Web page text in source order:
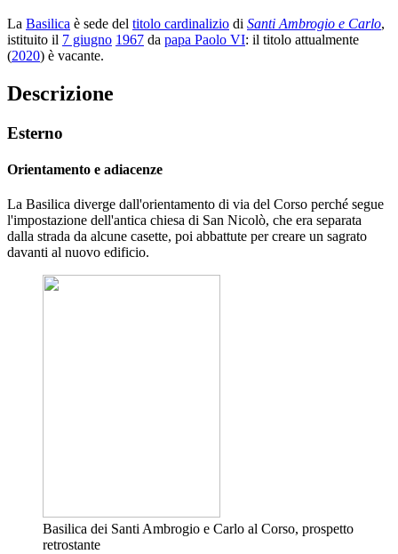
La Basilica è sede del titolo cardinalizio di Santi Ambrogio e Carlo,
istituito il 7 giugno 1967 da papa Paolo VI: il titolo attualmente
(2020) è vacante.
Descrizione
Esterno
Orientamento e adiacenze
La Basilica diverge dall'orientamento di via del Corso perché segue
l'impostazione dell'antica chiesa di San Nicolò, che era separata
dalla strada da alcune casette, poi abbattute per creare un sagrato
davanti al nuovo edificio.
Basilica dei Santi Ambrogio e Carlo al Corso, prospetto
retrostante